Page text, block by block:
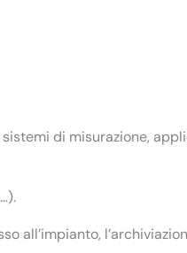
di misurazione,
all’impianto,